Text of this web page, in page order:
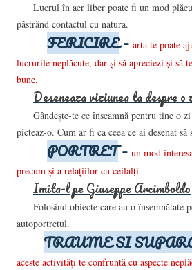
Lucrul în aer liber poate fi un mod
păstrând contactul cu natura.
FERICIRE– arta te poate
lucrurile neplăcute, dar şi să apreciezi şi să
bune.
Deseneaza viziunea ta despre
Gândeşte-te ce înseamnă pentru tine o
picteaz-o. Cum ar fi ca ceea ce ai desenat
PORTRET– un mod
precum şi a relaţiilor cu ceilalţi.
Imita-l pe Giuseppe Arcimboldo
Folosind obiecte care au o însemnătate
autoportretul.
TRAUME SI
aceste activităţi te confruntă cu aspecte